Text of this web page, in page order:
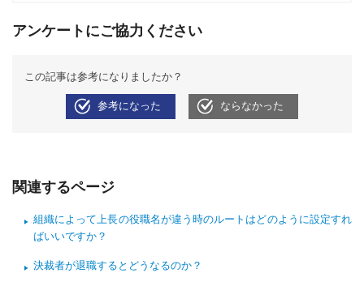
アンケートにご協力ください
この記事は参考になりましたか？
参考になった ならなかった
関連するページ
組織によって上長の役職名が違う時のルートはどのように設定すれ
ばいいですか？
決裁者が退職するとどうなるのか？